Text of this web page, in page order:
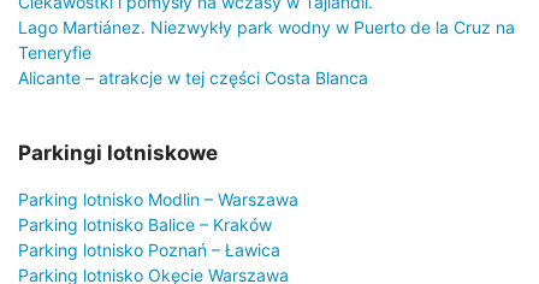
Lago Martiánez. Niezwykły park wodny w Puerto de la Cruz na
Teneryfie
Alicante – atrakcje w tej części Costa Blanca
Parkingi lotniskowe
Parking lotnisko Modlin – Warszawa
Parking lotnisko Balice – Kraków
Parking lotnisko Poznań – Ławica
Parking lotnisko Okęcie Warszawa